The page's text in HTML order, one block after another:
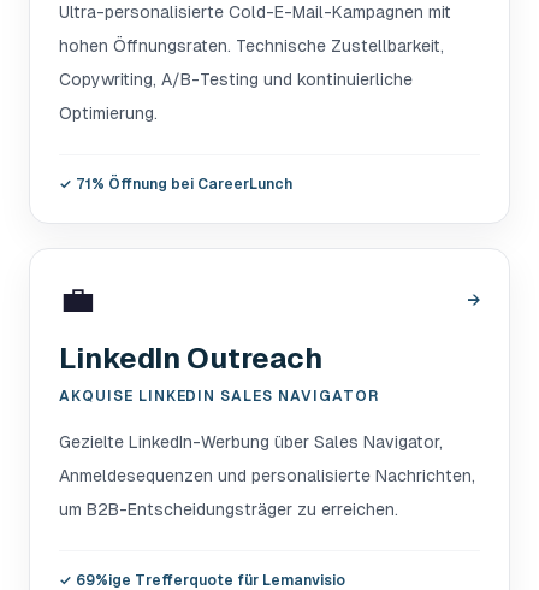
Ultra-personalisierte Cold-E-Mail-Kampagnen mit
hohen Öffnungsraten. Technische Zustellbarkeit,
Copywriting, A/B-Testing und kontinuierliche
Optimierung.
✓ 71% Öffnung bei CareerLunch
💼 →
LinkedIn Outreach
AKQUISE LINKEDIN SALES NAVIGATOR
Gezielte LinkedIn-Werbung über Sales Navigator,
Anmeldesequenzen und personalisierte Nachrichten,
um B2B-Entscheidungsträger zu erreichen.
✓ 69%ige Trefferquote für Lemanvisio